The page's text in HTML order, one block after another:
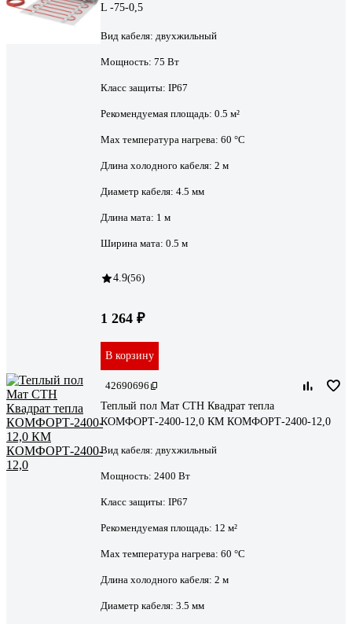
L -75-0,5
Вид кабеля: двухжильный
Мощность: 75 Вт
Класс защиты: IP67
Рекомендуемая площадь: 0.5 м²
Max температура нагрева: 60 °С
Длина холодного кабеля: 2 м
Диаметр кабеля: 4.5 мм
Длина мата: 1 м
Ширина мата: 0.5 м
4.9(56)
1 264 ₽
В корзину
42690696
Теплый пол Мат СТН Квадрат тепла
КОМФОРТ-2400-12,0 КМ КОМФОРТ-2400-12,0
Вид кабеля: двухжильный
Мощность: 2400 Вт
Класс защиты: IP67
Рекомендуемая площадь: 12 м²
Max температура нагрева: 60 °С
Длина холодного кабеля: 2 м
Диаметр кабеля: 3.5 мм